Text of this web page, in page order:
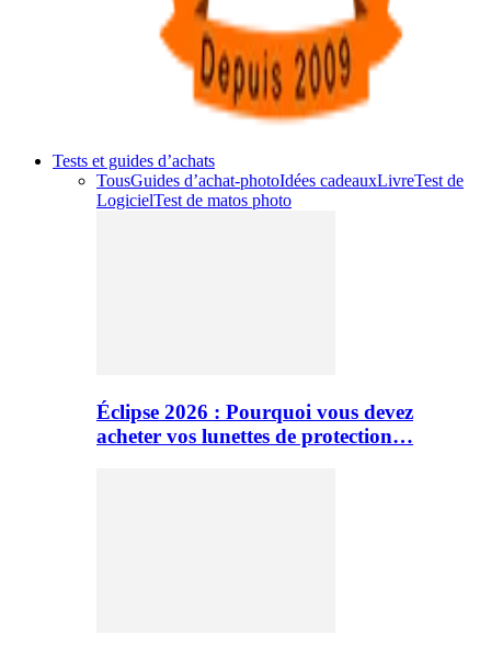
Tests et guides d’achats
TousGuides d’achat-photoIdées cadeauxLivreTest de
LogicielTest de matos photo
Éclipse 2026 : Pourquoi vous devez
acheter vos lunettes de protection…